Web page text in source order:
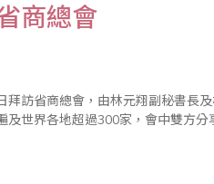
商總會
訪省商總會，由林元翔副秘書長
世界各地超過300家，會中雙方分